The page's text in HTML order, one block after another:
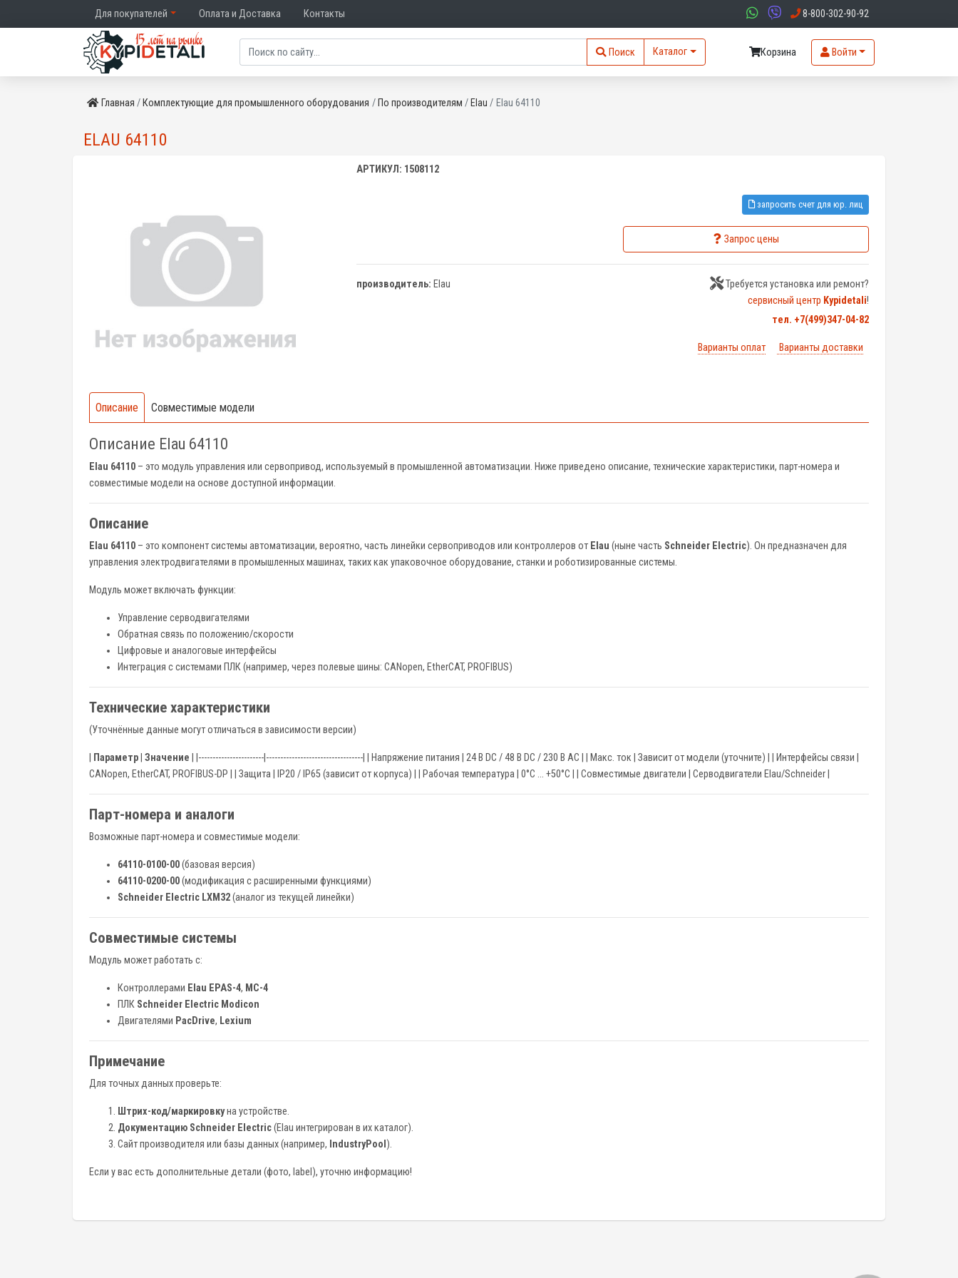
Для покупателей Оплата и Доставка Контакты 8-800-302-90-92
Поиск Каталог Корзина Войти
Главная Комплектующие для промышленного оборудования По производителям Elau Elau 64110
ELAU 64110
АРТИКУЛ: 1508112
запросить счет для юр. лиц
Запрос цены
производитель: Elau
Требуется установка или ремонт?
сервисный центр Kypidetali!
тел. +7(499)347-04-82
Варианты оплат Варианты доставки
Описание Совместимые модели
Описание Elau 64110
Elau 64110 – это модуль управления или сервопривод, используемый в промышленной автоматизации. Ниже приведено описание, технические характеристики, парт-номера и
совместимые модели на основе доступной информации.
Описание
Elau 64110 – это компонент системы автоматизации, вероятно, часть линейки сервоприводов или контроллеров от Elau (ныне часть Schneider Electric). Он предназначен для
управления электродвигателями в промышленных машинах, таких как упаковочное оборудование, станки и роботизированные системы.
Модуль может включать функции:
Управление серводвигателями
Обратная связь по положению/скорости
Цифровые и аналоговые интерфейсы
Интеграция с системами ПЛК (например, через полевые шины: CANopen, EtherCAT, PROFIBUS)
Технические характеристики
(Уточнённые данные могут отличаться в зависимости версии)
Параметр Значение | |-----------------------|----------------------------------| | Напряжение питания | 24 В DC / 48 В DC / 230 В AC | | Макс. ток | Зависит от модели (уточните) | | Интерфейсы связи |
CANopen, EtherCAT, PROFIBUS-DP | | Защита | IP20 / IP65 (зависит от корпуса) | | Рабочая температура | 0°C ... +50°C | | Совместимые двигатели | Серводвигатели Elau/Schneider |
Парт-номера и аналоги
Возможные парт-номера и совместимые модели:
64110-0100-00(базовая версия)
64110-0200-00(модификация с расширенными функциями)
Schneider Electric LXM32(аналог из текущей линейки)
Совместимые системы
Модуль может работать с:
Контроллерами Elau EPAS-4, MC-4
ПЛК Schneider Electric Modicon
Двигателями PacDrive, Lexium
Примечание
Для точных данных проверьте:
Штрих-код/маркировкуна устройстве.
Документацию Schneider Electric(Elau интегрирован в их каталог).
Сайт производителя или базы данных (например, IndustryPool ).
Если у вас есть дополнительные детали (фото, label), уточню информацию!